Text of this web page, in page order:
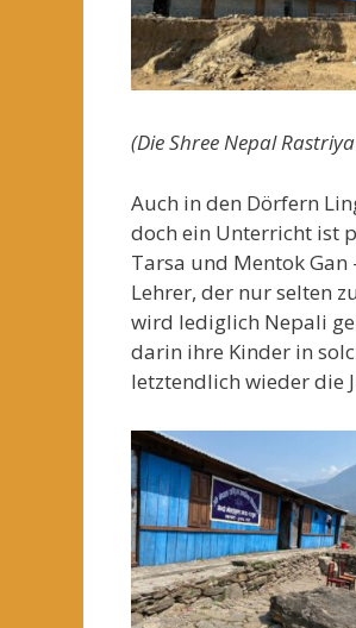
(Die Shree Nepal
Auch in den Dörfern
doch ein Unterricht ist
Tarsa und Mentok Gan
Lehrer, der nur selten
wird lediglich Nepali
darin ihre Kinder in
letztendlich wieder die